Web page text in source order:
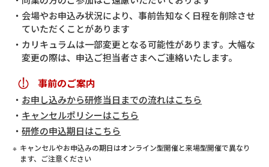
会場やお申込み状況により、事前告知なく日程を削除させ
ていただくことがあります
カリキュラムは一部変更となる可能性があります。大幅な
変更の際は、申込ご担当者さまへご連絡いたします。
事前のご案内
お申し込みから研修当日までの流れはこちら
キャンセルポリシーはこちら
研修の申込期日はこちら
キャンセルやお申込みの期日はオンライン型開催と来場型開催で異なり
ます、ご注意ください